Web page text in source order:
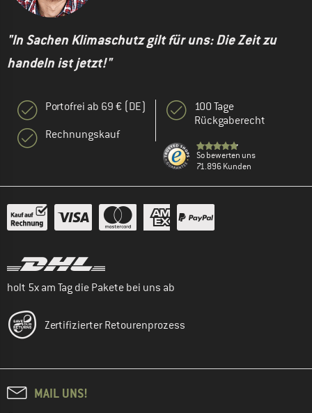
"In Sachen Klimaschutz gilt für uns: Die Zeit zu
handeln ist jetzt!"
Portofrei ab 69 € (DE)
Rechnungskauf
100 Tage
Rückgaberecht
So bewerten uns
71.896 Kunden
holt 5x am Tag die Pakete bei uns ab
Zertifizierter Retourenprozess
MAIL UNS!